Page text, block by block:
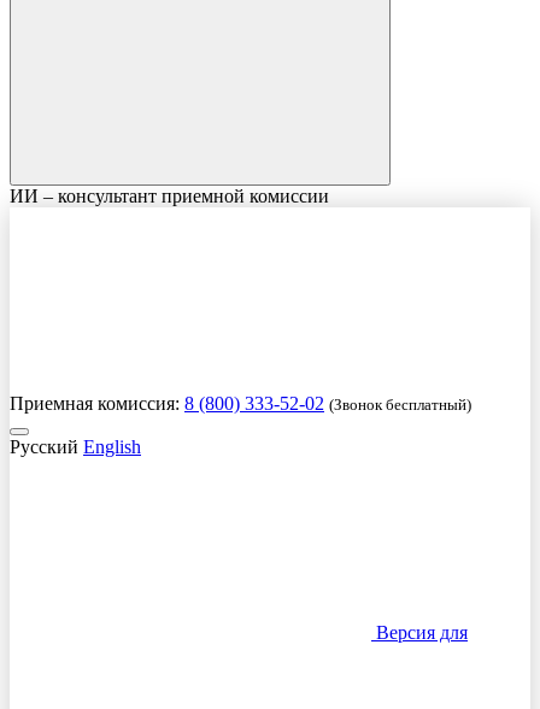
ИИ – консультант приемной комиссии
Приемная комиссия: 8 (800) 333-52-02 (Звонок бесплатный)
Русский English
Версия для